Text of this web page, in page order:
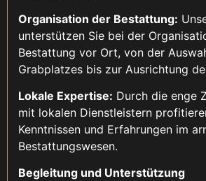
Organisation der Bestattung:
unterstützen Sie bei der
Bestattung vor Ort, von der
Grabplatzes bis zur Ausrichtung
Lokale Expertise: Durch die enge
mit lokalen Dienstleistern
Kenntnissen und Erfahrungen im
Bestattungswesen.
Begleitung und Unterstützung